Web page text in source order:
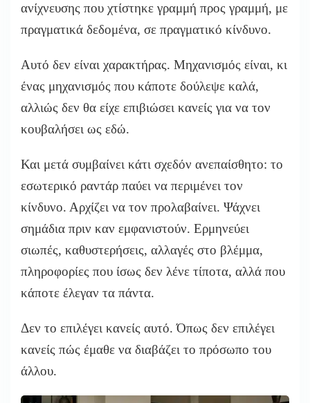
ανίχνευσης που χτίστηκε γραμμή προς γραμμή, με
πραγματικά δεδομένα, σε πραγματικό κίνδυνο.
Αυτό δεν είναι χαρακτήρας. Μηχανισμός είναι, κι
ένας μηχανισμός που κάποτε δούλεψε καλά,
αλλιώς δεν θα είχε επιβιώσει κανείς για να τον
κουβαλήσει ως εδώ.
Και μετά συμβαίνει κάτι σχεδόν ανεπαίσθητο: το
εσωτερικό ραντάρ παύει να περιμένει τον
κίνδυνο. Αρχίζει να τον προλαβαίνει. Ψάχνει
σημάδια πριν καν εμφανιστούν. Ερμηνεύει
σιωπές, καθυστερήσεις, αλλαγές στο βλέμμα,
πληροφορίες που ίσως δεν λένε τίποτα, αλλά που
κάποτε έλεγαν τα πάντα.
Δεν το επιλέγει κανείς αυτό. Όπως δεν επιλέγει
κανείς πώς έμαθε να διαβάζει το πρόσωπο του
άλλου.